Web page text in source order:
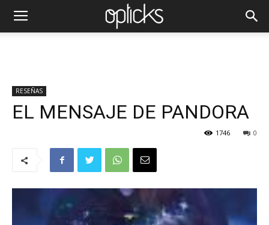
RESEÑAS
EL MENSAJE DE PANDORA
0
1746